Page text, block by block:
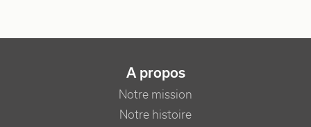
NAVIGATION PRINCIPALE
A propos
Notre mission
Notre histoire